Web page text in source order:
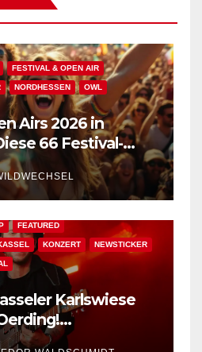
FESTIVAL & OPEN AIR
NORDHESSEN OWL
Airs 2026 in
66 Festival-
Dich!
FEATURED
KONZERT NEWSTICKER
Karlswiese
an Tickets